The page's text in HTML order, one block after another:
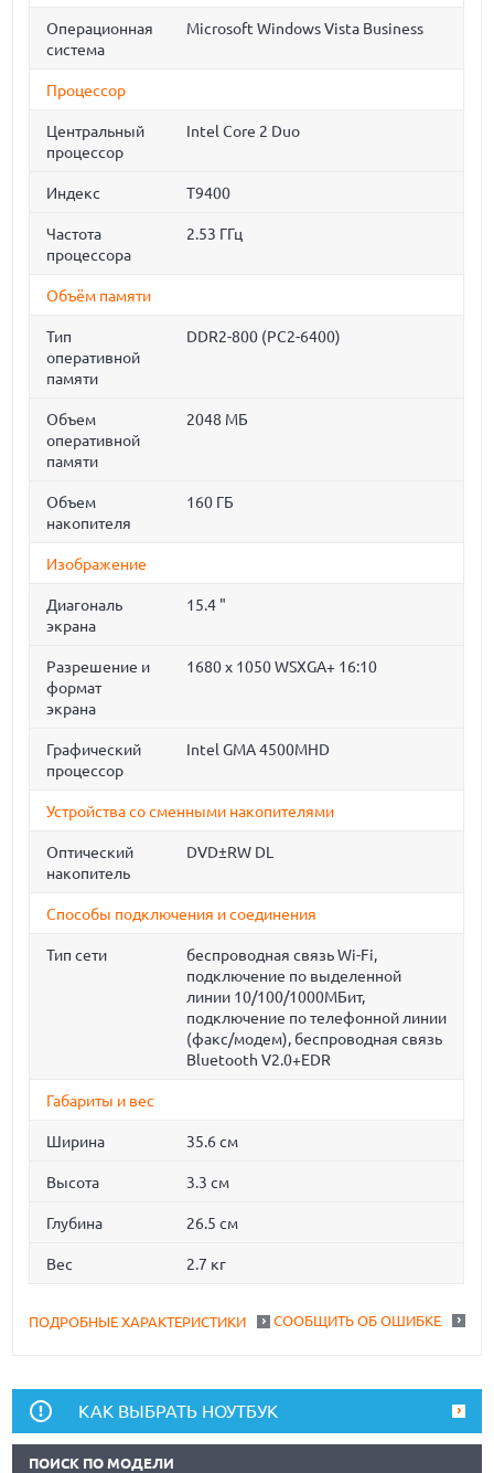
Операционная
система
Microsoft Windows Vista Business
Процессор
Центральный
процессор
Intel Core 2 Duo
Индекс T9400
Частота
процессора
2.53 ГГц
Объём памяти
Тип
оперативной
памяти
DDR2-800 (PC2-6400)
Объем
оперативной
памяти
2048 МБ
Объем
накопителя
160 ГБ
Изображение
Диагональ
экрана
15.4 "
Разрешение и
формат
экрана
1680 x 1050 WSXGA+ 16:10
Графический
процессор
Intel GMA 4500MHD
Устройства со сменными накопителями
Оптический
накопитель
DVD±RW DL
Способы подключения и соединения
Тип сети
беспроводная связь Wi-Fi,
подключение по выделенной
линии 10/100/1000МБит,
подключение по телефонной линии
(факс/модем), беспроводная связь
Bluetooth V2.0+EDR
Габариты и вес
Ширина 35.6 см
Высота 3.3 см
Глубина 26.5 см
Вес 2.7 кг
СООБЩИТЬ ОБ ОШИБКЕ
ПОДРОБНЫЕ ХАРАКТЕРИСТИКИ
КАК ВЫБРАТЬ НОУТБУК
ПОИСК ПО МОДЕЛИ